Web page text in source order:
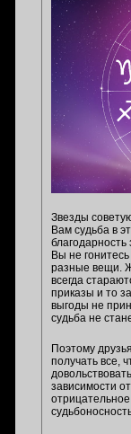
Звезды
Вам судьба в
Вы не
разные вещи.
всегда
приказы и то
выгоды не
судьба не
Поэтому
получать все,
зависимости